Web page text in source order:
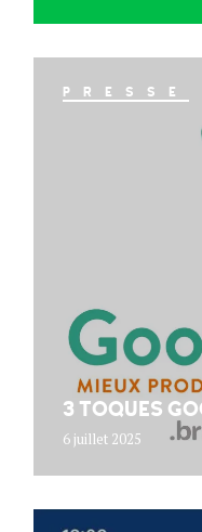
PRESSE
3 TOQUES
6 juillet 2025